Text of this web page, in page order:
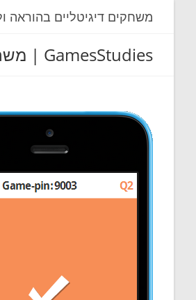
משחקים דיגיטליים בהוראה
GamesStudies | משחקים בחינוך